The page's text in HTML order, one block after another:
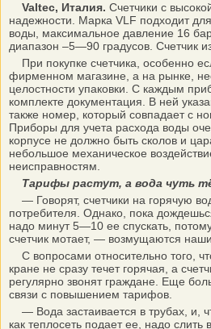
Valtec, Италия. Счетчики с
надежности. Марка VLF подходит
воды, максимальное давление 16
диапазон –5—90 градусов. Счетчик
При покупке счетчика, особенно
фирменном магазине, а на рынке,
целостности упаковки. С каждым
комплекте документация. В ней
также номер, который совпадает с
Приборы для учета расхода воды
корпусе не должно быть сколов и
небольшое механическое
неисправностям.
Тарифы растут, а вода чуть
— Говорят, счетчики на горячую
потребителя. Однако, пока
надо минут 5—10 ее спускать,
счетчик мотает, — возмущаются наши
С вопросами относительно того,
кране не сразу течет горячая, а
регулярно звонят граждане. Еще
связи с повышением тарифов.
— Вода застаивается в трубах, и,
как теплосеть подает ее, надо